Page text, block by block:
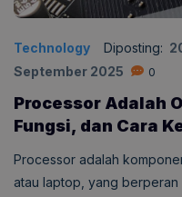
Technology Diposting:
September 2025
0
Processor Adalah
Fungsi, dan Cara
Processor adalah
atau laptop, yang